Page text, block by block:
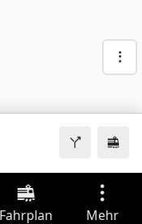
Fahrplan Mehr